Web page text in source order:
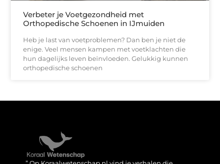
Verbeter je Voetgezondheid met
Orthopedische Schoenen in IJmuiden
Heb je last van voetproblemen? Dan ben je niet de
enige. Veel mensen kampen met voetklachten die
hun dagelijks leven beïnvloeden. Gelukkig kunnen
orthopedische schoenen